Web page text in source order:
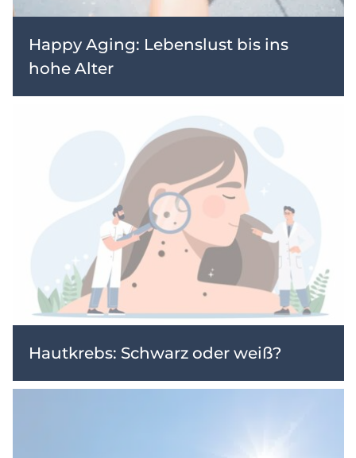
Happy Aging: Lebenslust bis ins
hohe Alter
Hautkrebs: Schwarz oder weiß?